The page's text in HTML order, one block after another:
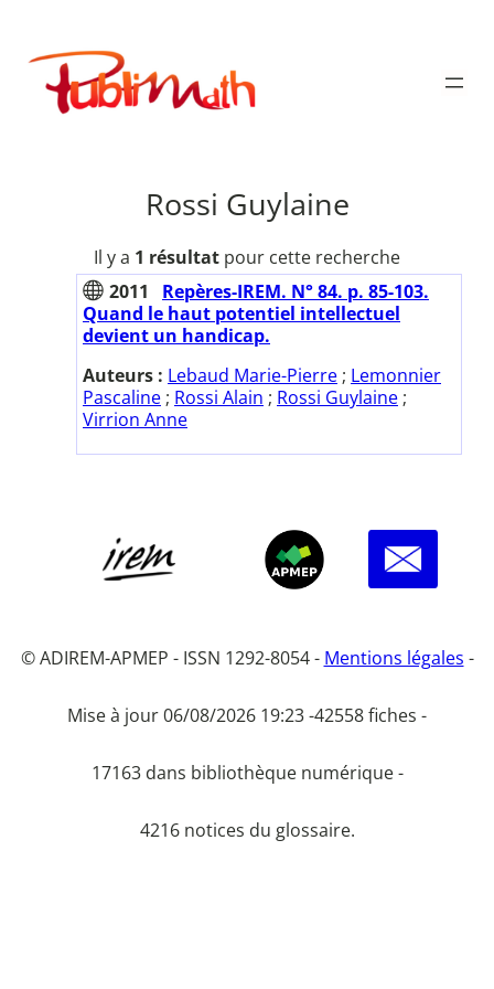
contenu
Publimath
Rossi Guylaine
Il y a 1 résultat pour cette recherche
2011
Repères-IREM. N° 84. p. 85-103.
Quand le haut potentiel intellectuel
devient un handicap.
Auteurs : Lebaud Marie-Pierre ; Lemonnier
Pascaline ; Rossi Alain ; Rossi Guylaine ;
Virrion Anne
© ADIREM-APMEP - ISSN 1292-8054 - Mentions légales -
Mise à jour 06/08/2026 19:23 -42558 fiches -
17163 dans bibliothèque numérique -
4216 notices du glossaire.